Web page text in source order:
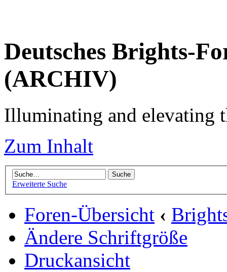
Deutsches Brights-
(ARCHIV)
Illuminating and elevating
Zum Inhalt
Erweiterte Suche
Foren-Übersicht ‹
Ändere Schriftgröße
Druckansicht